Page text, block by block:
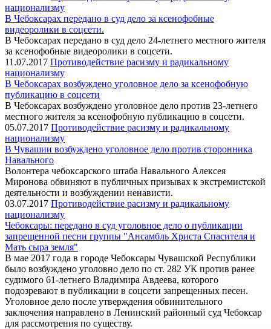
национализму
В Чебоксарах передано в суд дело за ксенофобные
видеоролики в соцсети.
В Чебоксарах передано в суд дело 24-летнего местного жителя
за ксенофобные видеоролики в соцсети.
11.07.2017 Противодействие расизму и радикальному
национализму
В Чебоксарах возбуждено уголовное дело за ксенофобную
публикацию в соцсети
В Чебоксарах возбуждено уголовное дело против 23-летнего
местного жителя за ксенофобную публикацию в соцсети.
05.07.2017 Противодействие расизму и радикальному
национализму
В Чувашии возбуждено уголовное дело против сторонника
Навального
Волонтера чебоксарского штаба Навального Алексея
Миронова обвиняют в публичных призывах к экстремистской
деятельности и возбуждении ненависти.
03.07.2017 Противодействие расизму и радикальному
национализму
Чебоксары: передано в суд уголовное дело о публикации
запрещенной песни группы "Ансамбль Христа Спасителя и
Мать сыра земля"
В мае 2017 года в городе Чебоксары Чувашской Республики
было возбуждено уголовно дело по ст. 282 УК против ранее
судимого 61-летнего Владимира Авдеева, которого
подозревают в публикации в соцсети запрещенных песен.
Уголовное дело после утверждения обвинительного
заключения направлено в Ленинский районный суд Чебоксар
для рассмотрения по существу.